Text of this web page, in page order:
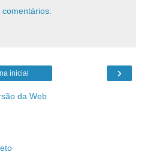
comentários:
›
inicial
da Web